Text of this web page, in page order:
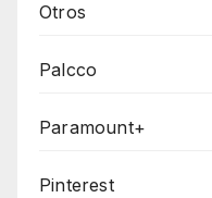
Otros
Palcco
Paramount+
Pinterest